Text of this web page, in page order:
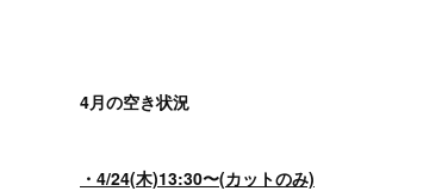
4月の空き状況
・4/24(木)13:30〜(カットのみ)